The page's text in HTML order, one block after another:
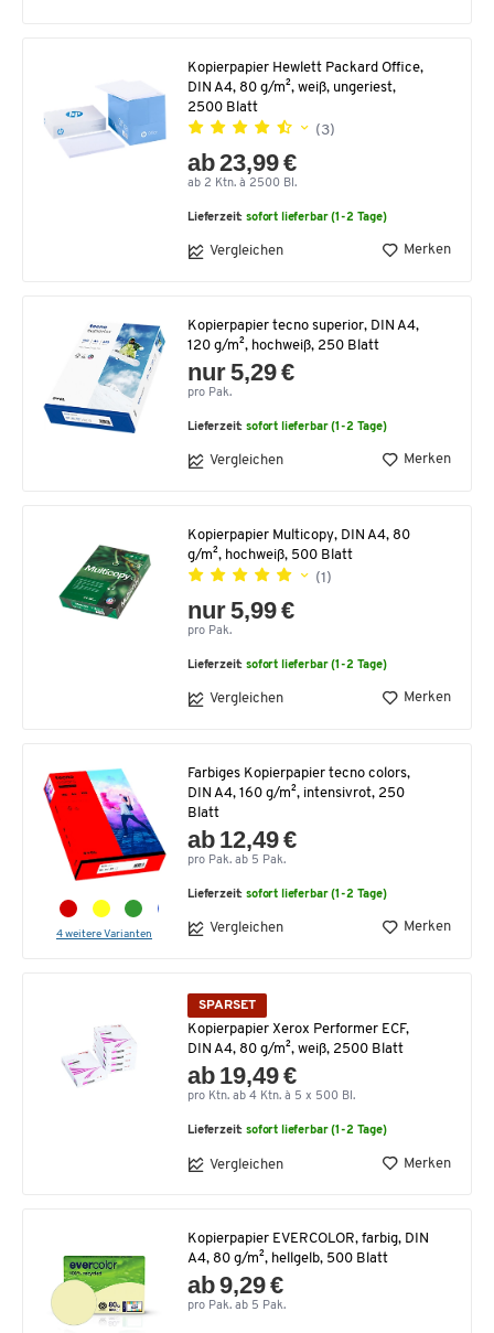
Kopierpapier Hewlett Packard Office,
DIN A4, 80 g/m², weiß, ungeriest,
2500 Blatt
(3)
ab 23,99 €
ab 2 Ktn. à 2500 Bl.
Lieferzeit:sofort lieferbar (1-2 Tage)
Vergleichen Merken
Kopierpapier tecno superior, DIN A4,
120 g/m², hochweiß, 250 Blatt
nur 5,29 €
pro Pak.
Lieferzeit:sofort lieferbar (1-2 Tage)
Vergleichen Merken
Kopierpapier Multicopy, DIN A4, 80
g/m², hochweiß, 500 Blatt
(1)
nur 5,99 €
pro Pak.
Lieferzeit:sofort lieferbar (1-2 Tage)
Vergleichen Merken
4 weitere Varianten
Farbiges Kopierpapier tecno colors,
DIN A4, 160 g/m², intensivrot, 250
Blatt
ab 12,49 €
pro Pak. ab 5 Pak.
Lieferzeit:sofort lieferbar (1-2 Tage)
Vergleichen Merken
SPARSET
Kopierpapier Xerox Performer ECF,
DIN A4, 80 g/m², weiß, 2500 Blatt
ab 19,49 €
pro Ktn. ab 4 Ktn. à 5 x 500 Bl.
Lieferzeit:sofort lieferbar (1-2 Tage)
Vergleichen Merken
Kopierpapier EVERCOLOR, farbig, DIN
A4, 80 g/m², hellgelb, 500 Blatt
ab 9,29 €
pro Pak. ab 5 Pak.